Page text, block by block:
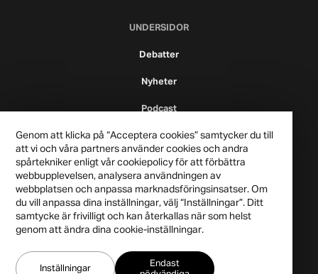
UNDERSIDOR
Debatter
Nyheter
Podcast
Integritetspolicy
Genom att klicka på “Acceptera cookies” samtycker du till
att vi och våra partners använder cookies och andra
spårtekniker enligt vår cookiepolicy för att förbättra
webbupplevelsen, analysera användningen av
webbplatsen och anpassa marknadsföringsinsatser. Om
du vill anpassa dina inställningar, välj “Inställningar”. Ditt
samtycke är frivilligt och kan återkallas när som helst
genom att ändra dina cookie-inställningar.
Inställningar
Endast